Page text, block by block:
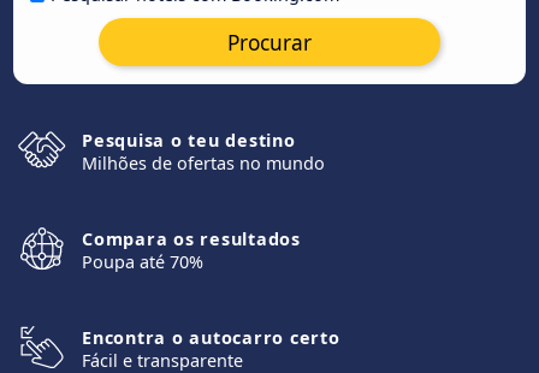
Procurar
Pesquisa o teu destino
Milhões de ofertas no mundo
Compara os resultados
Poupa até 70%
Encontra o autocarro certo
Fácil e transparente